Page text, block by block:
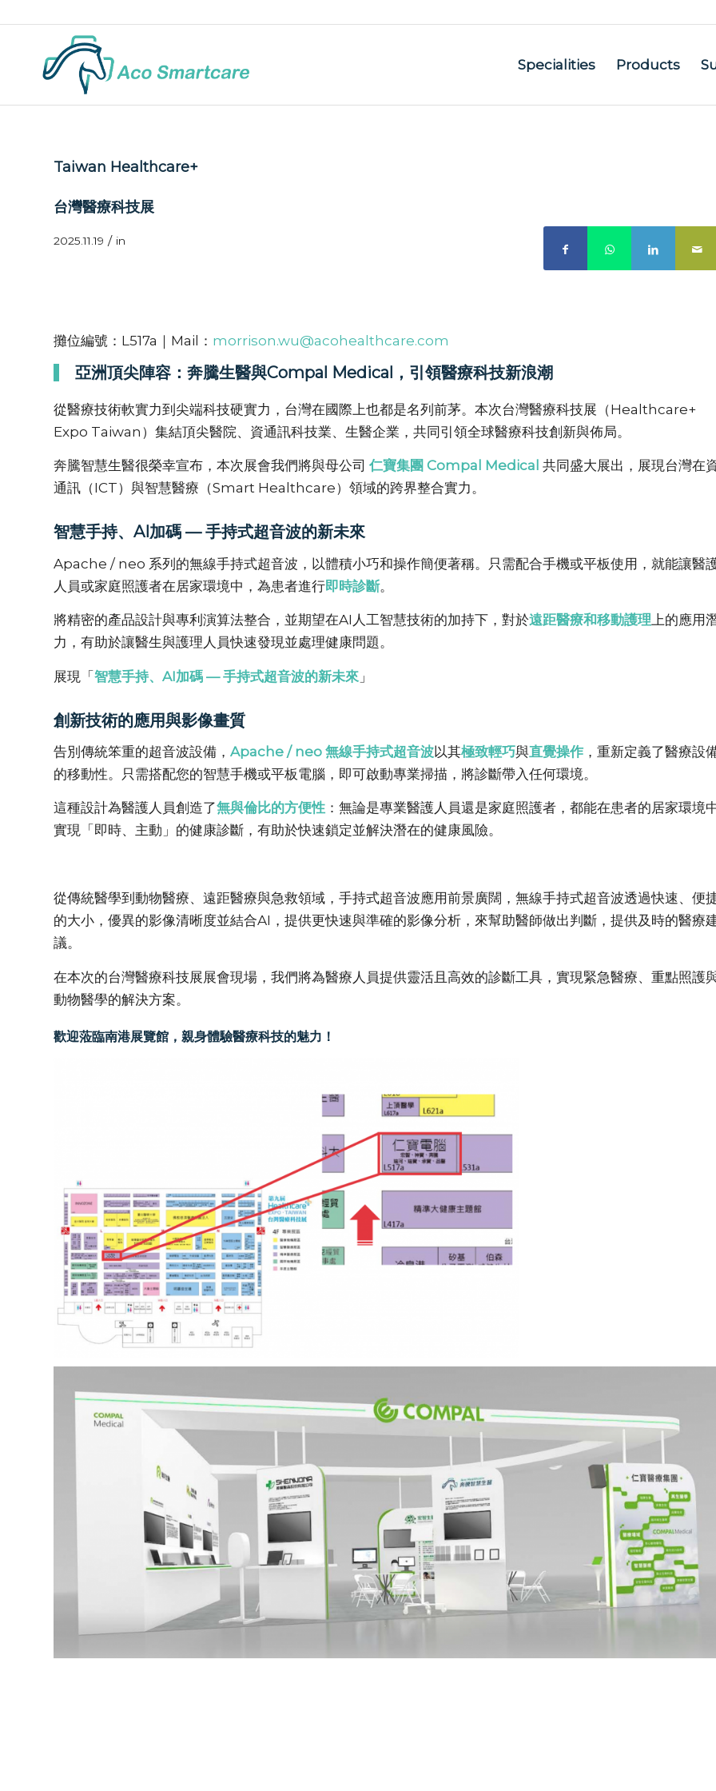
Specialities Products
Taiwan Healthcare+
台灣醫療科技展
2025.11.19 / in
攤位編號：L517a｜Mail： morrison.wu@acohealthcare.com
亞洲頂尖陣容：奔騰生醫與Compal Medical，引領醫療科技新浪潮
從醫療技術軟實力到尖端科技硬實力，台灣在國際上也都是名列前茅。本次台灣醫療科技展（Healthcare+
Expo Taiwan）集結頂尖醫院、資通訊科技業、生醫企業，共同引領全球醫療科技創新與佈局。
奔騰智慧生醫很榮幸宣布，本次展會我們將與母公司 仁寶集團 Compal Medical 共同盛大展出，展現台灣在
通訊（ICT）與智慧醫療（Smart Healthcare）領域的跨界整合實力。
智慧手持、AI加碼 — 手持式超音波的新未來
Apache / neo 系列的無線手持式超音波，以體積小巧和操作簡便著稱。只需配合手機或平板使用，就能讓醫
人員或家庭照護者在居家環境中，為患者進行即時診斷。
將精密的產品設計與專利演算法整合，並期望在AI 人工智慧技術的加持下，對於遠距醫療和移動護理上的應用
力，有助於讓醫生與護理人員快速發現並處理健康問題。
展現「智慧手持、AI加碼 — 手持式超音波的新未來 」
創新技術的應用與影像畫質
告別傳統笨重的超音波設備， Apache / neo 無線手持式超音波以其極致輕巧與直覺操作 ，重新定義了醫療設
的移動性。只需搭配您的智慧手機或平板電腦，即可啟動專業掃描，將診斷帶入任何環境。
這種設計為醫護人員創造了無與倫比的方便性 ：無論是專業醫護人員還是家庭照護者，都能在患者的居家環境
實現「即時、主動」的健康診斷，有助於快速鎖定並解決潛在的健康風險。
從傳統醫學到動物醫療、遠距醫療與急救領域，手持式超音波應用前景廣闊，無線手持式超音波透過快速、便
的大小，優異的影像清晰度並結合AI，提供更快速與準確的影像分析，來幫助醫師做出判斷，提供及時的醫療
議。
在本次的台灣醫療科技展展會現場，我們將為醫療人員提供靈活且高效的診斷工具，實現緊急醫療、重點照護
動物醫學的解決方案。
歡迎蒞臨南港展覽館，親身體驗醫療科技的魅力！